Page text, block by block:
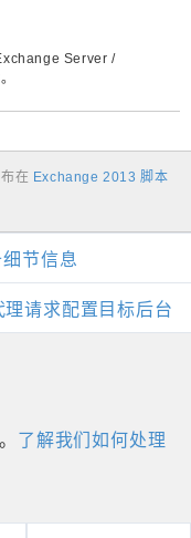
Server /
在 Exchange 2013 脚本
节信息
请求配置目标后台
了解我们如何处理